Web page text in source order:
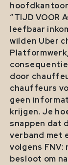
“TIJD VOOR
leefbaar
wilden Uber
door
chauffeurs
geen
krijgen. Je
snappen dat
verband met
volgens
besloot om